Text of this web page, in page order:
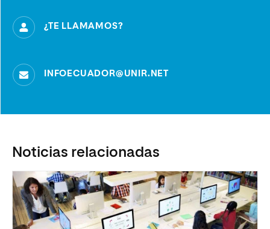
¿TE LLAMAMOS?
INFOECUADOR@UNIR.NET
Noticias relacionadas